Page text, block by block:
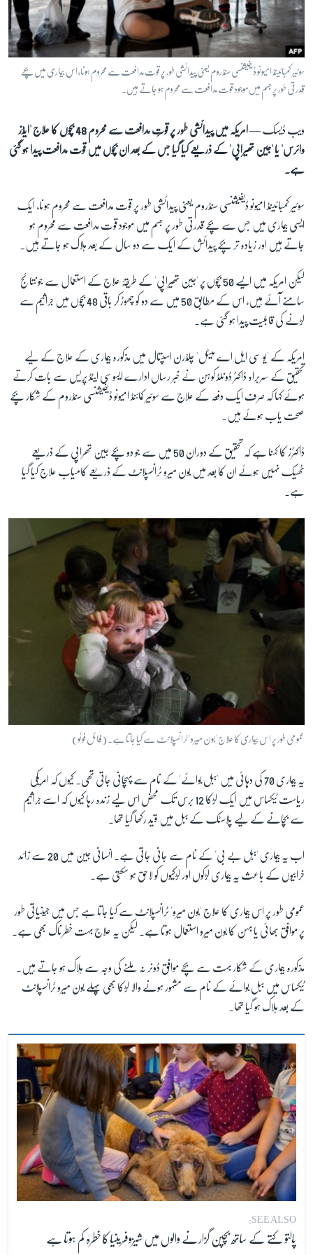
آرٹ
آزادیٔ صحافت
سائنس و ٹیکنالوجی
صحت
ویڈیوز
اداریہ
Learning English
FOLLOW US
زبان
سوئیر کمبائینڈ امیونو ڈیفیشنسی سنڈروم یعنی پیدائشی طور پر قوت مدافعت سے محروم ہونا، اس بیماری میں بچے
قدرتی طور پر جسم میں موجود قوت مدافعت سے محروم ہو جاتے ہیں۔
ویب ڈیسک —امریکہ میں پیدائشی طور پر قوتِ مدافعت سے محروم 48بچوں کا علاج 'ایڈز
وائرس' یا 'جین تھیراپی' کے ذریعے کیا گیا جس کے بعد ان بچوں میں قوت مدافعت پیدا ہو گئی
ہے۔
سوئیر کمبائینڈ امیونو ڈیفیشنسی سنڈروم یعنی پیدائشی طور پر قوت مدافعت سے محروم ہونا، ایک
ایسی بیماری میں جس سے بچے قدرتی طور پر جسم میں موجود قوت مدافعت سے محروم ہو
جاتے ہیں اور زیادہ تر بچے پیدائش کے ایک سے دو سال کے بعد ہلاک ہو جاتے ہیں۔
لیکن امریکہ میں ایسے 50 بچوں پر 'جین تھیراپی' کے طریقۂ علاج کے استعمال سے جو نتائج
سامنے آئے ہیں، اس کے مطابق 50
میں سے دو کو چھوڑ کر باقی 48 بچوں میں جراثیم سے
لڑنے کی قابلیت پیدا ہو گئی ہے۔
امریکہ کے 'یو سی ایل اے میٹل' چلڈرن اسپتال میں مذکورہ بیماری کے علاج کے لیے
تحقیق کے سربراہ ڈاکٹر ڈونلڈ کوہن نے خبر رساں ادارے ایسوسی ایٹڈ پریس سے بات کرتے
ہوئے کہا کہ صرف ایک دفعہ کے علاج سے سوئیر کمائنڈ امیونو ڈیفیشنسی سنڈروم کے شکار بچے
صحت یاب ہوئے ہیں۔
ڈاکٹرز کا کہنا ہے کہ تحقیق کے دوران 50 میں سے جو دو بچے جین تھراپی کے ذریعے
ٹھیک نہیں ہوئے ان کا بعد میں بون میرو ٹرانسپلانٹ کے ذریعے کامیاب علاج کیا گیا
ہے۔
عمومی طور پر اس بیماری کا علاج 'بون میرو' ٹرانسپلانٹ سے کیا جاتا ہے۔ (فائل فوٹو)
یہ بیماری 70 کی دہائی میں 'ببل بوائے' کے نام سے پہچانی جاتی تھی۔ کیوں کہ امریکی
ریاست ٹیکساس میں ایک لڑکا 12 برس تک محض اس لیے زندہ رہا کیوں کہ اسے جراثیم
سے بچانے کے لیے پلاسٹک کے ببل میں قید رکھا گیا تھا۔
اب یہ بیماری 'ببل بے بی' کے نام سے جانی جاتی ہے۔ انسانی جین میں 20 سے زائد
خرابیوں کے باعث یہ بیماری لڑکوں اور لڑکیوں کو لاحق ہو سکتی ہے۔
عمومی طور پر اس بیماری کا علاج 'بون میرو' ٹرانسپلانٹ سے کیا جاتا ہے جس میں جینیاتی طور
پر موافق بھائی یا بہن کا بون میرو استعمال ہوتا ہے۔ لیکن یہ علاج بہت خطرناک بھی ہے۔
مذکورہ بیماری کے شکار بہت سے بچے موافق ڈونر نہ ملنے کی وجہ سے ہلاک ہو جاتے ہیں۔
ٹیکساس میں ببل بوائے کے نام سے مشہور ہونے والا لڑکا بھی پہلے بون میرو ٹرانسپلانٹ
کے بعد ہلاک ہو گیا تھا۔
SEE ALSO:
پالتو کتے کے ساتھ بچپن گزارنے والوں میں شیزوفرینیا کا خطرہ کم ہوتا ہے